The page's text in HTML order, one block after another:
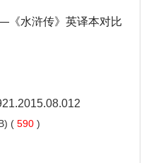
水浒传》英译本对比
( 590 )